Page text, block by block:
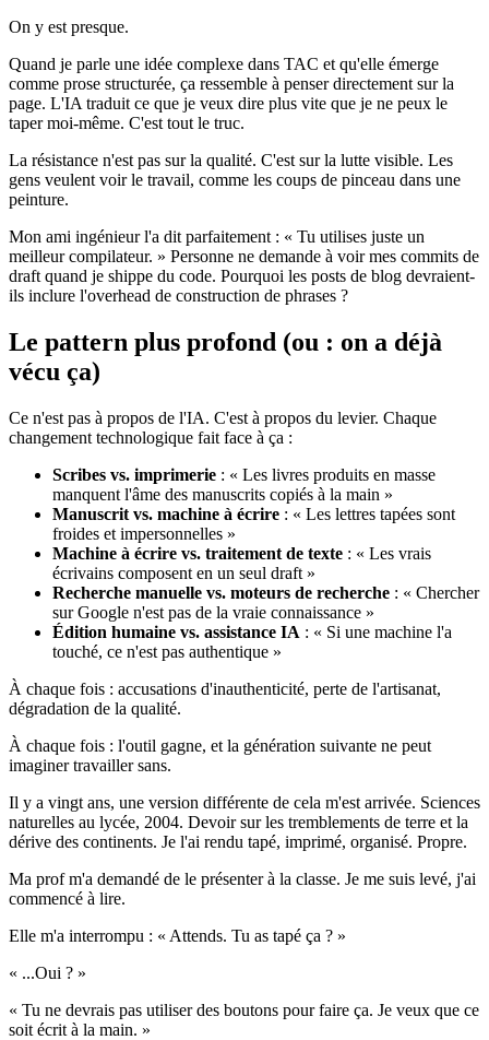
On y est presque.
Quand je parle une idée complexe dans TAC et qu'elle émerge
comme prose structurée, ça ressemble à penser directement sur la
page. L'IA traduit ce que je veux dire plus vite que je ne peux le
taper moi-même. C'est tout le truc.
La résistance n'est pas sur la qualité. C'est sur la lutte visible. Les
gens veulent voir le travail, comme les coups de pinceau dans une
peinture.
Mon ami ingénieur l'a dit parfaitement : « Tu utilises juste un
meilleur compilateur. » Personne ne demande à voir mes commits de
draft quand je shippe du code. Pourquoi les posts de blog devraient-
ils inclure l'overhead de construction de phrases ?
Le pattern plus profond (ou : on a déjà
vécu ça)
Ce n'est pas à propos de l'IA. C'est à propos du levier. Chaque
changement technologique fait face à ça :
Scribes vs. imprimerie : « Les livres produits en masse
manquent l'âme des manuscrits copiés à la main »
Manuscrit vs. machine à écrire : « Les lettres tapées sont
froides et impersonnelles »
Machine à écrire vs. traitement de texte : « Les vrais
écrivains composent en un seul draft »
Recherche manuelle vs. moteurs de recherche : « Chercher
sur Google n'est pas de la vraie connaissance »
Édition humaine vs. assistance IA : « Si une machine l'a
touché, ce n'est pas authentique »
À chaque fois : accusations d'inauthenticité, perte de l'artisanat,
dégradation de la qualité.
À chaque fois : l'outil gagne, et la génération suivante ne peut
imaginer travailler sans.
Il y a vingt ans, une version différente de cela m'est arrivée. Sciences
naturelles au lycée, 2004. Devoir sur les tremblements de terre et la
dérive des continents. Je l'ai rendu tapé, imprimé, organisé. Propre.
Ma prof m'a demandé de le présenter à la classe. Je me suis levé, j'ai
commencé à lire.
Elle m'a interrompu : « Attends. Tu as tapé ça ? »
« ...Oui ? »
« Tu ne devrais pas utiliser des boutons pour faire ça. Je veux que ce
soit écrit à la main. »